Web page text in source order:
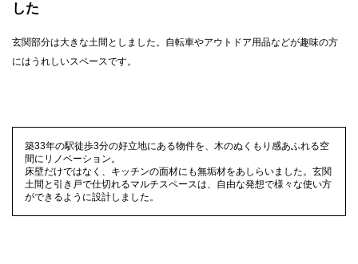
した
玄関部分は大きな土間としました。自転車やアウトドア用品などが趣味の方
にはうれしいスペースです。
築33年の駅徒歩3分の好立地にある物件を、木のぬくもり感あふれる空
間にリノベーション。
床壁だけではなく、キッチンの面材にも無垢材をあしらいました。玄関
土間と引き戸で仕切れるマルチスペースは、自由な発想で様々な使い方
ができるように設計しました。